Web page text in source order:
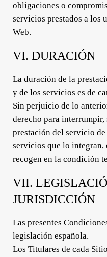
obligaciones o
servicios prestados a los
Web.
VI. DURACIÓN
La duración de la
y de los servicios es de
Sin perjuicio de lo
derecho para
prestación del servicio
servicios que lo integran,
recogen en la condición
VII.
JURISDICCIÓN
Las presentes
legislación española.
Los Titulares de cada